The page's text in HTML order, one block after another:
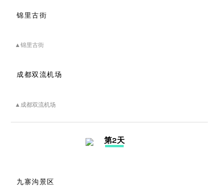
锦里古街
▲锦里古街
成都双流机场
▲成都双流机场
第2天
九寨沟景区